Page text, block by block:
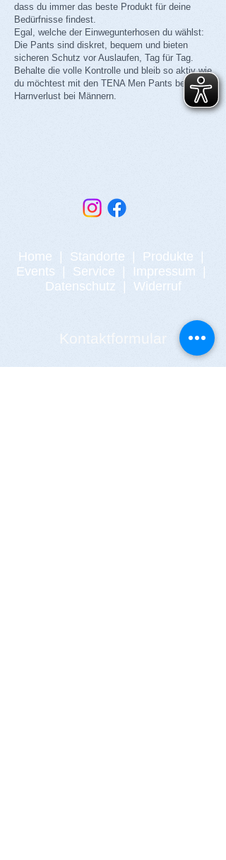
dass du immer das beste Produkt für deine
Bedürfnisse findest.
Egal, welche der Einwegunterhosen du wählst:
Die Pants sind diskret, bequem und bieten
sicheren Schutz vor Auslaufen, Tag für Tag.
Behalte die volle Kontrolle und bleib so aktiv wie
du möchtest mit den TENA Men Pants bei
Harnverlust bei Männern.
Home Standorte Produkte
Events
Service Impressum
Datenschutz
Widerruf
Kontaktformular